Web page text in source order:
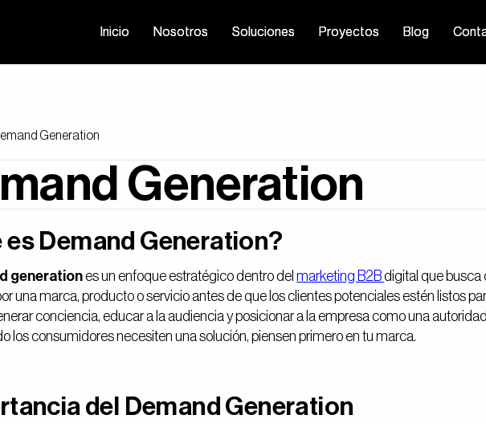
Inicio
Inicio Nosotros
Nosotros Soluciones
Soluciones Proyectos
Proyectos Blog
Blog
Generation
Generation
es Demand Generation?
generationes un enfoque estratégico dentro delmarketing B2Bdigital que busca
una marca, producto o servicio antes de que los clientes potenciales estén listos
conciencia, educar a la audiencia y posicionar a la empresa como una
los consumidores necesiten una solución, piensen primero en tu marca.
del Demand Generation